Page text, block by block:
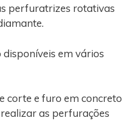
perfuratrizes rotativas
em vários
corte e furo em concreto
as perfurações